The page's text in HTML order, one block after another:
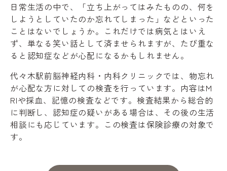
日常生活の中で、「立ち上がってはみたものの、何を
しようとしていたのか忘れてしまった」などといった
ことはないでしょうか。これだけでは病気とはいえ
ず、単なる笑い話として済ませられますが、たび重な
ると認知症などが心配になるかもしれません。
代々木駅前脳神経内科・内科クリニックでは、物忘れ
が心配な方に対しての検査を行っています。内容はM
RIや採血、記憶の検査などです。検査結果から総合的
に判断し、認知症の疑いがある場合は、その後の生活
相談にも応じています。この検査は保険診療の対象で
す。